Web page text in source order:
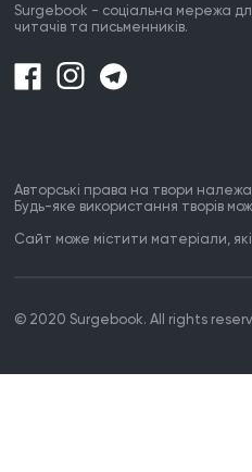
Surgebook - соціальна мережа
читачів та письменників.
Авторські права на твори
Будь-яке використання творів
Сайт може містити матеріали,
© 2020 Surgebook. All rights